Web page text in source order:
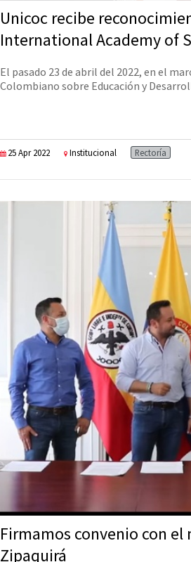
Unicoc recibe
International Academy of
El pasado 23 de abril del 2022, en el
Colombiano sobre Educación y
25 Apr 2022 Institucional Rectoría
Firmamos convenio con
Zipaquirá